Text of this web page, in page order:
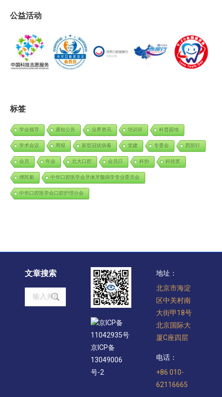
公益活动
标签
学会领导 通知公告 业界资讯 培训班 科普园地
学术会议 周报 新型冠状病毒 党建 专委会 西部行
会员 年会 北大口腔 会员日 科协 科技奖
傅民魁 中华口腔医学会牙体牙髓病学专业委员会
中华口腔医学会口腔护理分会
文章搜索
Search:
京ICP备
11042935号
京ICP备
13049006
号-2
地址：
北京市海淀
区中关村南
大街甲18号
北京国际大
厦C座四层
电话：
+86 010-
62116665